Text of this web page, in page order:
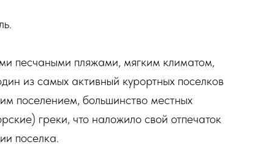
песчаными пляжами, мягким климатом,
из самых активный курортных поселков
поселением, большинство местных
греки, что наложило свой отпечаток
поселка.